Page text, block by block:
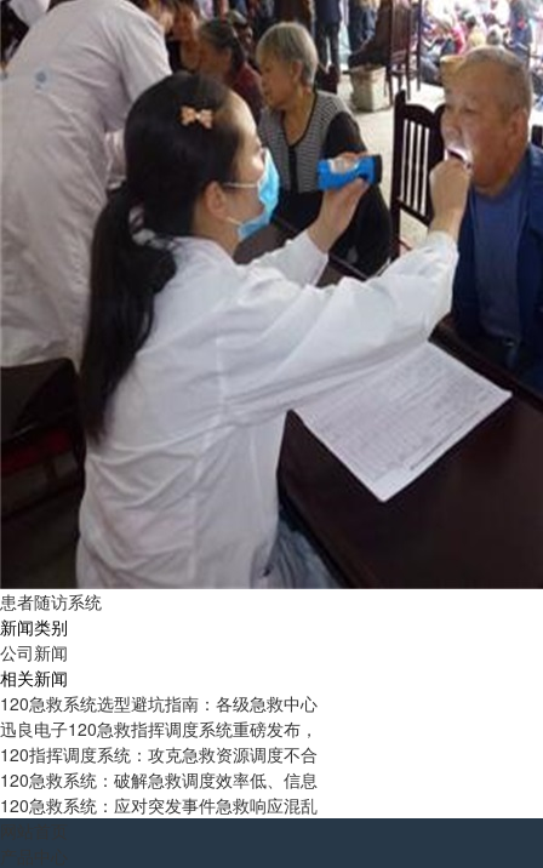
患者随访系统
新闻类别
公司新闻
相关新闻
120急救系统选型避坑指南：各级急救中心
迅良电子120急救指挥调度系统重磅发布，
120指挥调度系统：攻克急救资源调度不合
120急救系统：破解急救调度效率低、信息
120急救系统：应对突发事件急救响应混乱